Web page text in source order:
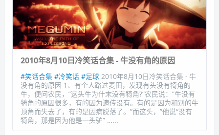
2010年8月10日冷笑话合集 - 牛没有角的原因
#笑话合集 #冷笑话 #足球 2010年8月10日冷笑话合集 - 牛
没有角的原因 1、有个人路过麦田，发现有头没有犄角的
牛，便问农民，”这头牛为什末没有犄角?”农民说：”牛没有
犄角的原因很多，有的因为遗传没有。有的是因为和别的牛
顶角而失去了，有的是因病脱落了。”而这头，”他说“没有
犄角，那是因为他是一头驴” …...